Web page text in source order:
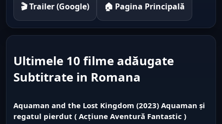
🎬 Trailer (Google) 🏠 Pagina Principală
Ultimele 10 filme adăugate
Subtitrate in Romana
Aquaman and the Lost Kingdom (2023) Aquaman și
regatul pierdut ( Acțiune Aventură Fantastic )